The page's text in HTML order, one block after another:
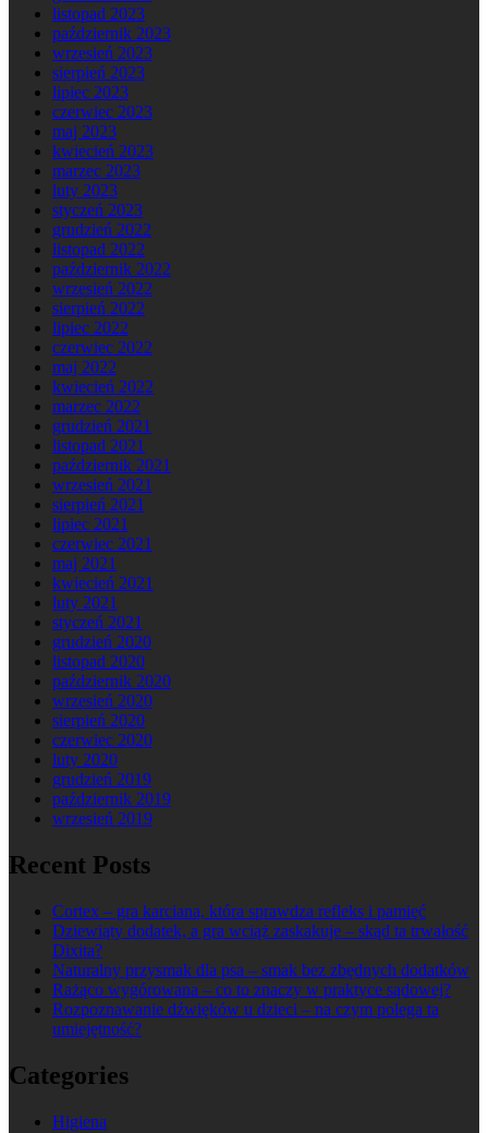
listopad 2023
październik 2023
wrzesień 2023
sierpień 2023
lipiec 2023
czerwiec 2023
maj 2023
kwiecień 2023
marzec 2023
luty 2023
styczeń 2023
grudzień 2022
listopad 2022
październik 2022
wrzesień 2022
sierpień 2022
lipiec 2022
czerwiec 2022
maj 2022
kwiecień 2022
marzec 2022
grudzień 2021
listopad 2021
październik 2021
wrzesień 2021
sierpień 2021
lipiec 2021
czerwiec 2021
maj 2021
kwiecień 2021
luty 2021
styczeń 2021
grudzień 2020
listopad 2020
październik 2020
wrzesień 2020
sierpień 2020
czerwiec 2020
luty 2020
grudzień 2019
październik 2019
wrzesień 2019
Recent Posts
Cortex – gra karciana, która sprawdza refleks i pamięć
Dziewiąty dodatek, a gra wciąż zaskakuje – skąd ta trwałość
Dixita?
Naturalny przysmak dla psa – smak bez zbędnych dodatków
Rażąco wygórowana – co to znaczy w praktyce sądowej?
Rozpoznawanie dźwięków u dzieci – na czym polega ta
umiejętność?
Categories
Higiena